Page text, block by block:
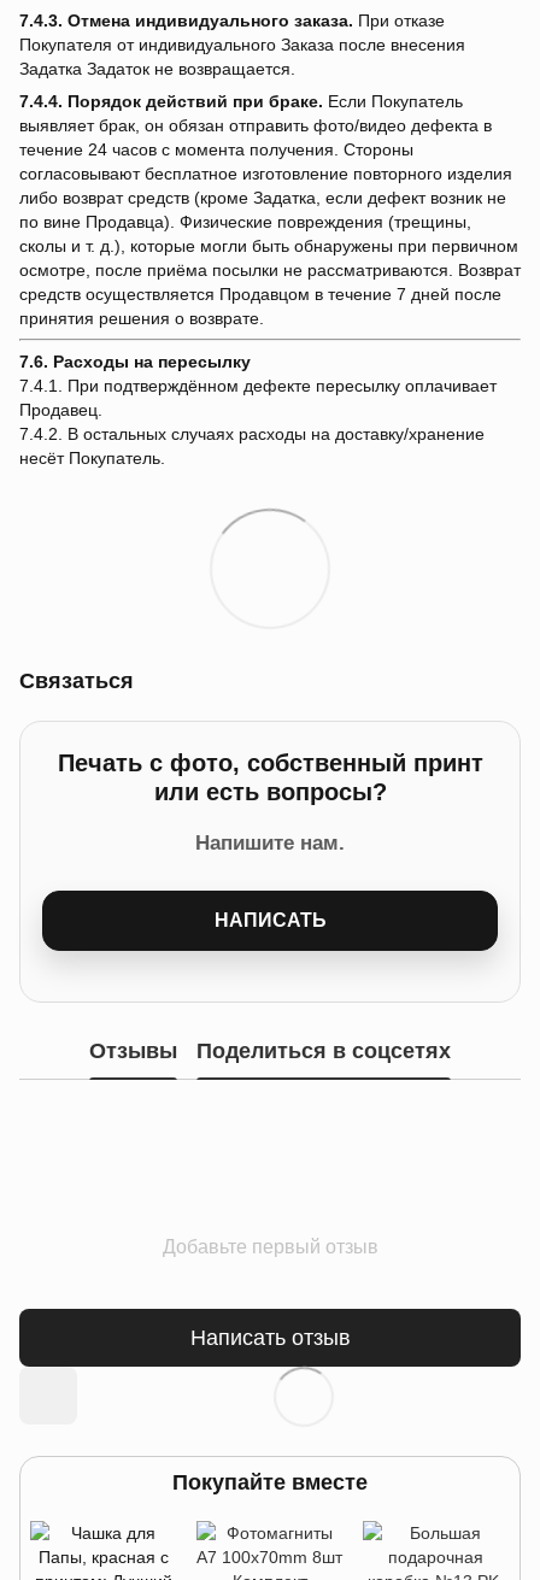
7.4.3. Отмена индивидуального заказа. При отказе
Покупателя от индивидуального Заказа после внесения
Задатка Задаток не возвращается.
7.4.4. Порядок действий при браке. Если Покупатель
выявляет брак, он обязан отправить фото/видео дефекта в
течение 24 часов с момента получения. Стороны
согласовывают бесплатное изготовление повторного изделия
либо возврат средств (кроме Задатка, если дефект возник не
по вине Продавца). Физические повреждения (трещины,
сколы и т. д.), которые могли быть обнаружены при первичном
осмотре, после приёма посылки не рассматриваются. Возврат
средств осуществляется Продавцом в течение 7 дней после
принятия решения о возврате.
7.6. Расходы на пересылку
7.4.1. При подтверждённом дефекте пересылку оплачивает
Продавец.
7.4.2. В остальных случаях расходы на доставку/хранение
несёт Покупатель.
Связаться
Печать с фото, собственный принт
или есть вопросы?
Напишите нам.
НАПИСАТЬ
Отзывы Поделиться в соцсетях
Добавьте первый отзыв
Написать отзыв
Покупайте вместе